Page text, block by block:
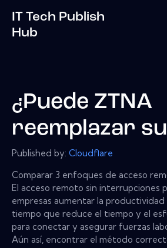
IT Tech Publish
Hub
¿Puede ZTNA
reemplazar
Published by: Cloudflare
Comparar 3 enfoques de acceso
El acceso remoto sin interrupciones
empresas aumentar la productividad
tiempo que reduce el tiempo y el
para conectar y asegurar fuerzas
Aún así, encontrar el método